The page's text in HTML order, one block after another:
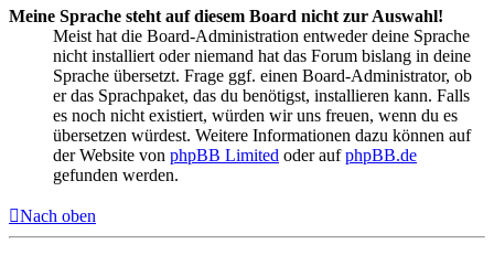
Meine Sprache steht auf diesem Board nicht zur Auswahl!
Meist hat die Board-Administration entweder deine Sprache
nicht installiert oder niemand hat das Forum bislang in deine
Sprache übersetzt. Frage ggf. einen Board-Administrator, ob
er das Sprachpaket, das du benötigst, installieren kann. Falls
es noch nicht existiert, würden wir uns freuen, wenn du es
übersetzen würdest. Weitere Informationen dazu können auf
der Website von phpBB Limited oder aufphpBB.de
gefunden werden.
Nach oben